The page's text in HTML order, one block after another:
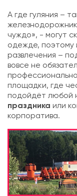
А где гуляния –
чуждо», - могут
одежде, поэтому
развлечения –
вовсе не
площадки, где
подойдёт любой
праздника или
корпоратива.